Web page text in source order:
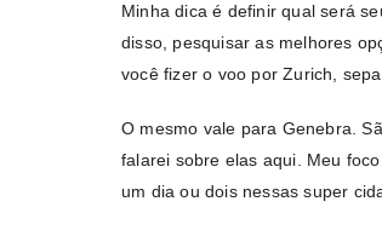
Minha dica é definir qual será
disso, pesquisar as melhores
você fizer o voo por Zurich,
O mesmo vale para Genebra.
falarei sobre elas aqui. Meu
um dia ou dois nessas super